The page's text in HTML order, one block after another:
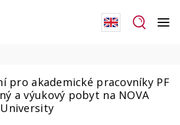
pro akademické pracovníky PF
a výukový pobyt na NOVA